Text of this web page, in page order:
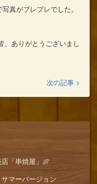
真がブレブレでした。
、ありがとうございまし
次の記事 >
「串焼屋」🍖
マーバージョン